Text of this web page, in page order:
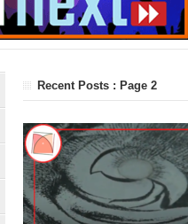
Recent Posts : Page 2